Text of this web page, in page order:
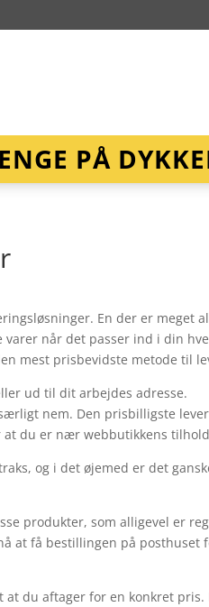
PÅ
En der er meget
når det passer ind i din
mest prisbevidste metode til
ud til dit arbejdes adresse.
nem. Den prisbilligste
du er nær webbutikkens
og i det øjemed er det
produkter, som alligevel er
at få bestillingen på posthuset
du aftager for en konkret pris.